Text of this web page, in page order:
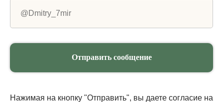
Отправить сообщение
Нажимая на кнопку "Отправить", вы даете согласие на